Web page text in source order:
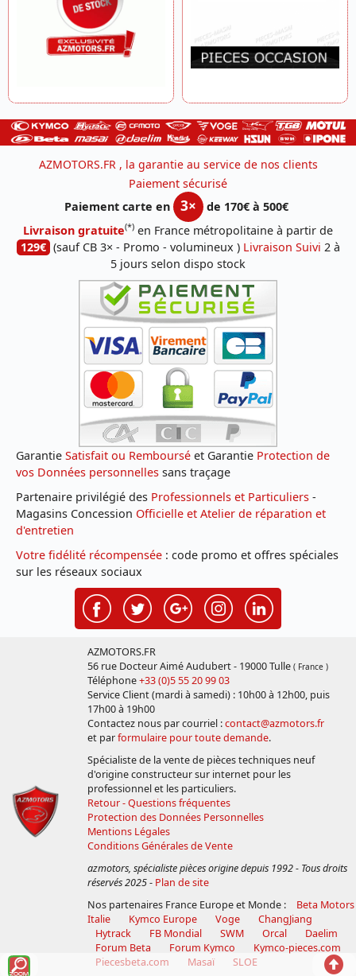
AZMOTORS.FR , la garantie au service de nos clients
Paiement sécurisé
Paiement carte en
3×
de 170€ à 500€
Livraison gratuite(*) en France métropolitaine à partir de
129€ (sauf CB 3× - Promo - volumineux ) Livraison Suivi 2 à
5 jours selon dispo stock
Garantie Satisfait ou Remboursé et Garantie Protection de
vos Données personnelles sans traçage
Partenaire privilégié des Professionnels et Particuliers -
Magasins Concession Officielle et Atelier de réparation et
d'entretien
Votre fidélité récompensée : code promo et offres spéciales
sur les réseaux sociaux
AZMOTORS.FR
56 rue Docteur Aimé Audubert - 19000 Tulle ( France )
Téléphone+33 (0)5 55 20 99 03
Service Client (mardi à samedi) : 10h00 à 12h00, puis
17h00 à 19h00
Contactez nous par courriel :contact@azmotors.fr
et parformulaire pour toute demande.
Spécialiste de la vente de pièces techniques neuf
d'origine constructeur sur internet pour les
professionnel et les particuliers.
Retour - Questions fréquentes
Protection des Données Personnelles
Mentions Légales
Conditions Générales de Vente
azmotors, spécialiste pièces origine depuis 1992 - Tous droits
réservés 2025- Plan de site
Nos partenaires France Europe et Monde :
Beta Motors
Italie
Kymco Europe Voge
ChangJiang
Hytrack
FB Mondial SWM Orcal
Daelim
Forum Beta
Forum Kymco
Kymco-pieces.com
Piecesbeta.com
Masaï SLOE
Voir